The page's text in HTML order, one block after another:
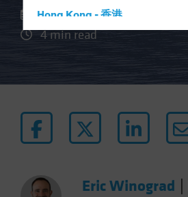
Hong Kong - 香港
Hungary
Latin America
Luxembourg and Other EMEA
New Zealand
13 diciembre 2023
4 min read
Eric Winograd